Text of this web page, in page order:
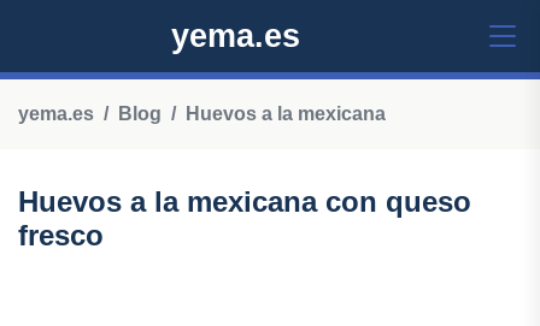
yema.es
yema.es Blog Huevos a la mexicana
Huevos a la mexicana con queso
fresco